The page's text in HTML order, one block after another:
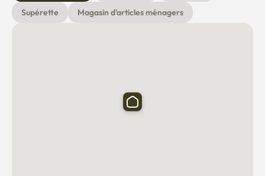
Supérette
Magasin d'articles ménagers